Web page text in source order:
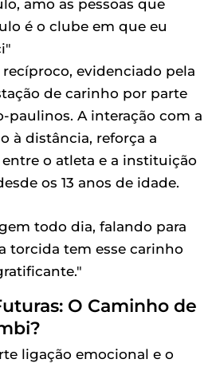
amo as pessoas que
é o clube em que eu
evidenciado pela
de carinho por parte
paulinos. A interação com a
à distância, reforça a
o atleta e a instituição
os 13 anos de idade.
todo dia, falando para
torcida tem esse carinho
O Caminho de
ligação emocional e o